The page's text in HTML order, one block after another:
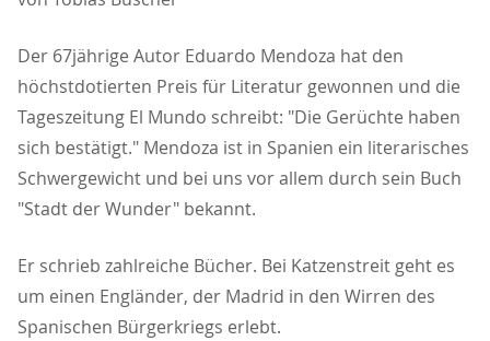
Der 67jährige Autor Eduardo Mendoza hat den
höchstdotierten Preis für Literatur gewonnen und die
Tageszeitung El Mundo schreibt: "Die Gerüchte haben
sich bestätigt." Mendoza ist in Spanien ein literarisches
Schwergewicht und bei uns vor allem durch sein Buch
"Stadt der Wunder" bekannt.
Er schrieb zahlreiche Bücher. Bei Katzenstreit geht es
um einen Engländer, der Madrid in den Wirren des
Spanischen Bürgerkriegs erlebt.